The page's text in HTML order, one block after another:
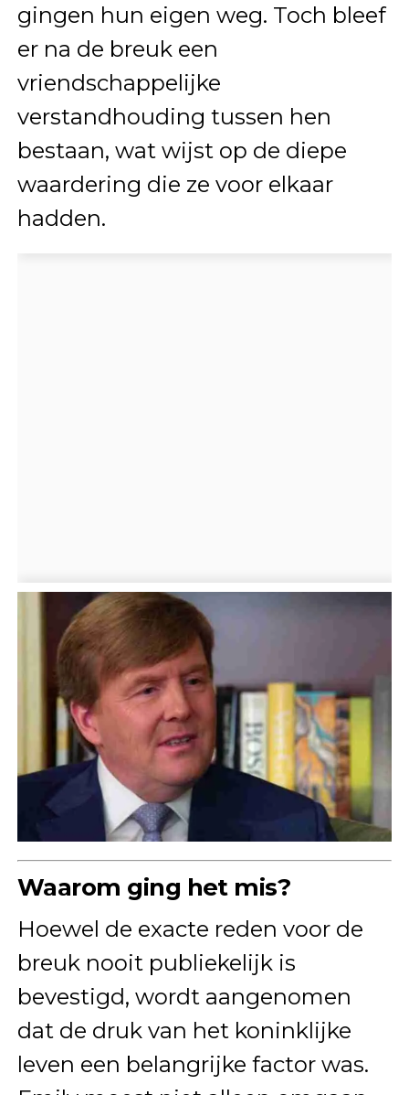
gingen hun eigen weg. Toch bleef
er na de breuk een
vriendschappelijke
verstandhouding tussen hen
bestaan, wat wijst op de diepe
waardering die ze voor elkaar
hadden.
Waarom ging het mis?
Hoewel de exacte reden voor de
breuk nooit publiekelijk is
bevestigd, wordt aangenomen
dat de druk van het koninklijke
leven een belangrijke factor was.